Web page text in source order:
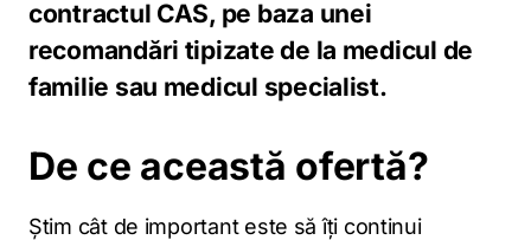
contractul CAS, pe baza unei
recomandări tipizate de la medicul de
familie sau medicul specialist.
De ce această ofertă?
Știm cât de important este să îți continui